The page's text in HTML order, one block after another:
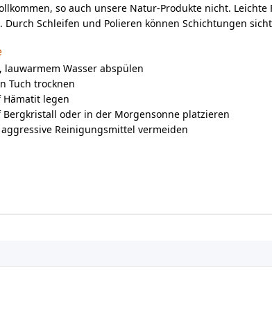
so auch unsere Natur-Produkte nicht.
Durch Schleifen und Polieren können Schichtungen
lauwarmem Wasser abspülen
Tuch trocknen
Hämatit legen
Bergkristall oder in der Morgensonne platzieren
Reinigungsmittel vermeiden